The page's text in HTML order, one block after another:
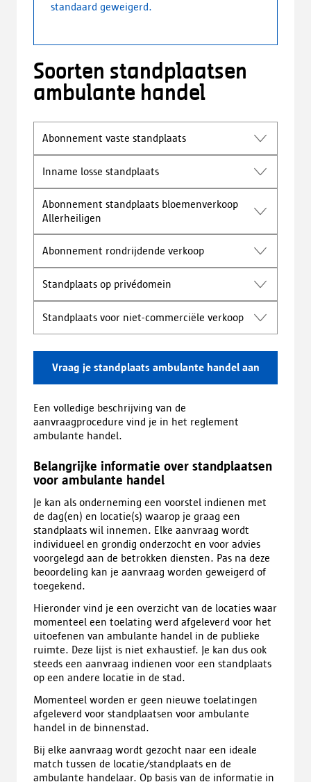
standaard geweigerd.
Soorten standplaatsen
ambulante handel
Abonnement vaste standplaats
Inname losse standplaats
Abonnement standplaats bloemenverkoop
Allerheiligen
Abonnement rondrijdende verkoop
Standplaats op privédomein
Standplaats voor niet-commerciële verkoop
Vraag je standplaats ambulante handel aan
Een volledige beschrijving van de
aanvraagprocedure vind je in het reglement
ambulante handel.
Belangrijke informatie over standplaatsen
voor ambulante handel
Je kan als onderneming een voorstel indienen met
de dag(en) en locatie(s) waarop je graag een
standplaats wil innemen. Elke aanvraag wordt
individueel en grondig onderzocht en voor advies
voorgelegd aan de betrokken diensten. Pas na deze
beoordeling kan je aanvraag worden geweigerd of
toegekend.
Hieronder vind je een overzicht van de locaties waar
momenteel een toelating werd afgeleverd voor het
uitoefenen van ambulante handel in de publieke
ruimte. Deze lijst is niet exhaustief. Je kan dus ook
steeds een aanvraag indienen voor een standplaats
op een andere locatie in de stad.
Momenteel worden er geen nieuwe toelatingen
afgeleverd voor standplaatsen voor ambulante
handel in de binnenstad.
Bij elke aanvraag wordt gezocht naar een ideale
match tussen de locatie/standplaats en de
ambulante handelaar. Op basis van de informatie in